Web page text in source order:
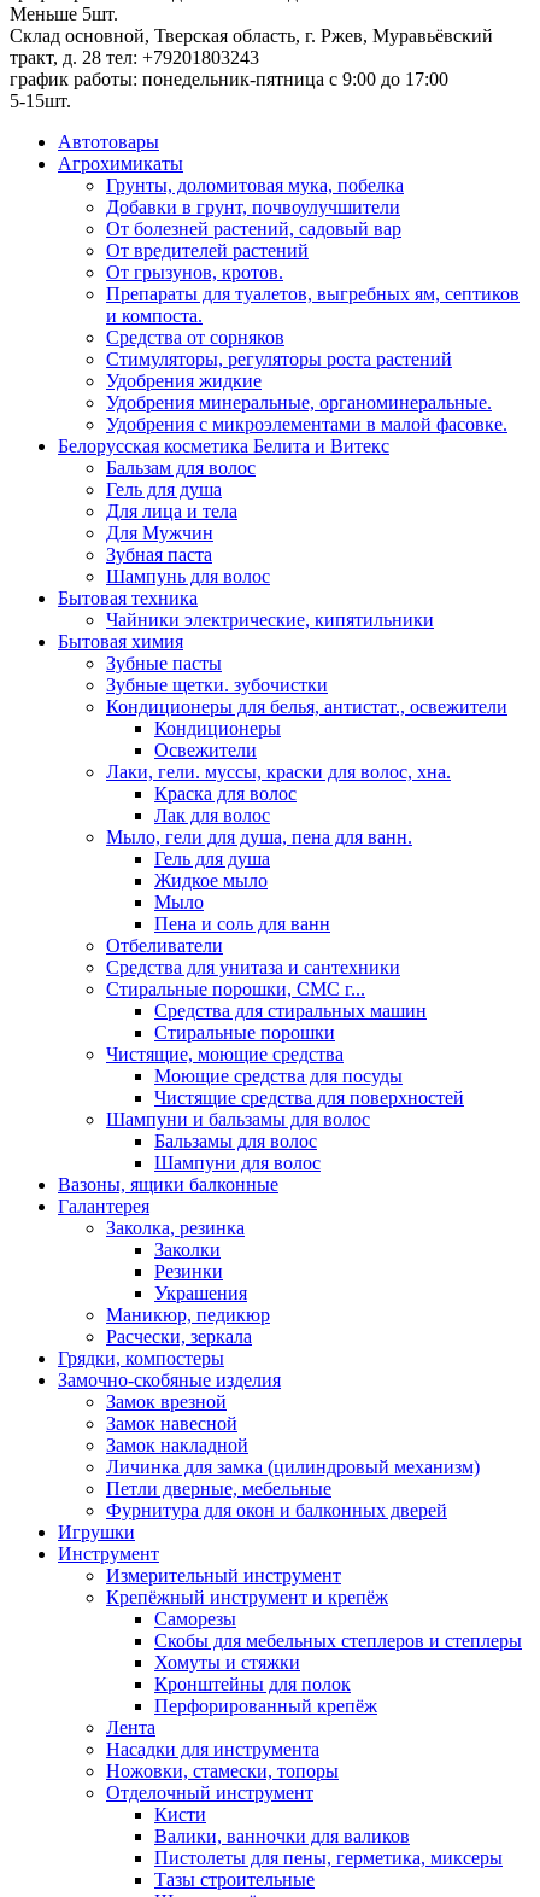
Меньше 5шт.
Склад основной, Тверская область, г. Ржев, Муравьёвский
тракт, д. 28 тел: +79201803243
график работы: понедельник-пятница с 9:00 до 17:00
5-15шт.
Автотовары
Агрохимикаты
Грунты, доломитовая мука, побелка
Добавки в грунт, почвоулучшители
От болезней растений, садовый вар
От вредителей растений
От грызунов, кротов.
Препараты для туалетов, выгребных ям, септиков
и компоста.
Средства от сорняков
Стимуляторы, регуляторы роста растений
Удобрения жидкие
Удобрения минеральные, органоминеральные.
Удобрения с микроэлементами в малой фасовке.
Белорусская косметика Белита и Витекс
Бальзам для волос
Гель для душа
Для лица и тела
Для Мужчин
Зубная паста
Шампунь для волос
Бытовая техника
Чайники электрические, кипятильники
Бытовая химия
Зубные пасты
Зубные щетки. зубочистки
Кондиционеры для белья, антистат., освежители
Кондиционеры
Освежители
Лаки, гели. муссы, краски для волос, хна.
Краска для волос
Лак для волос
Мыло, гели для душа, пена для ванн.
Гель для душа
Жидкое мыло
Мыло
Пена и соль для ванн
Отбеливатели
Средства для унитаза и сантехники
Стиральные порошки, СМС г...
Средства для стиральных машин
Стиральные порошки
Чистящие, моющие средства
Моющие средства для посуды
Чистящие средства для поверхностей
Шампуни и бальзамы для волос
Бальзамы для волос
Шампуни для волос
Вазоны, ящики балконные
Галантерея
Заколка, резинка
Заколки
Резинки
Украшения
Маникюр, педикюр
Расчески, зеркала
Грядки, компостеры
Замочно-скобяные изделия
Замок врезной
Замок навесной
Замок накладной
Личинка для замка (цилиндровый механизм)
Петли дверные, мебельные
Фурнитура для окон и балконных дверей
Игрушки
Инструмент
Измерительный инструмент
Крепёжный инструмент и крепёж
Саморезы
Скобы для мебельных степлеров и степлеры
Хомуты и стяжки
Кронштейны для полок
Перфорированный крепёж
Лента
Насадки для инструмента
Ножовки, стамески, топоры
Отделочный инструмент
Кисти
Валики, ванночки для валиков
Пистолеты для пены, герметика, миксеры
Тазы строительные